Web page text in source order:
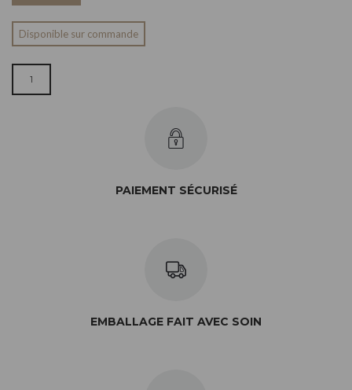
Disponible sur commande
PAIEMENT SÉCURISÉ
EMBALLAGE FAIT AVEC SOIN